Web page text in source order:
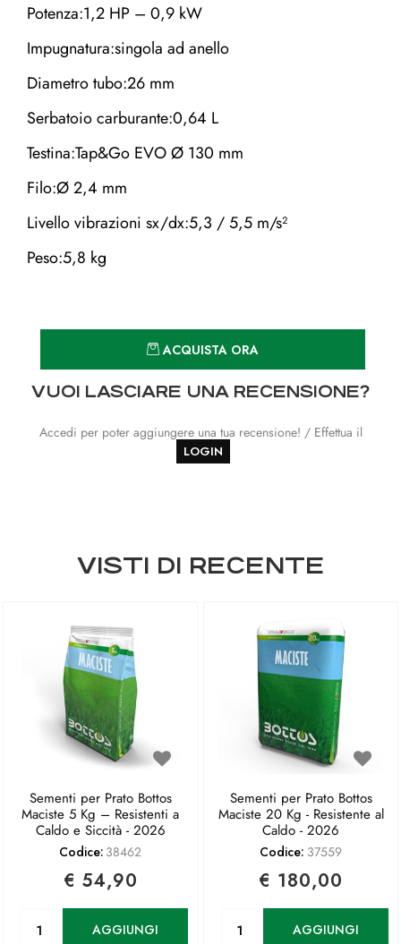
Potenza:1,2 HP – 0,9 kW
Impugnatura:singola ad anello
Diametro tubo:26 mm
Serbatoio carburante:0,64 L
Testina:Tap&Go EVO Ø 130 mm
Filo:Ø 2,4 mm
Livello vibrazioni sx/dx:5,3 / 5,5 m/s²
Peso:5,8 kg
ACQUISTA ORA
VUOI LASCIARE UNA RECENSIONE?
Accedi per poter aggiungere una tua recensione! / Effettua il
LOGIN
VISTI DI RECENTE
Sementi per Prato Bottos
Maciste 5 Kg – Resistenti a
Caldo e Siccità - 2026
Codice: 38462
€ 54,90
AGGIUNGI
Sementi per Prato Bottos
Maciste 20 Kg - Resistente al
Caldo - 2026
Codice: 37559
€ 180,00
AGGIUNGI